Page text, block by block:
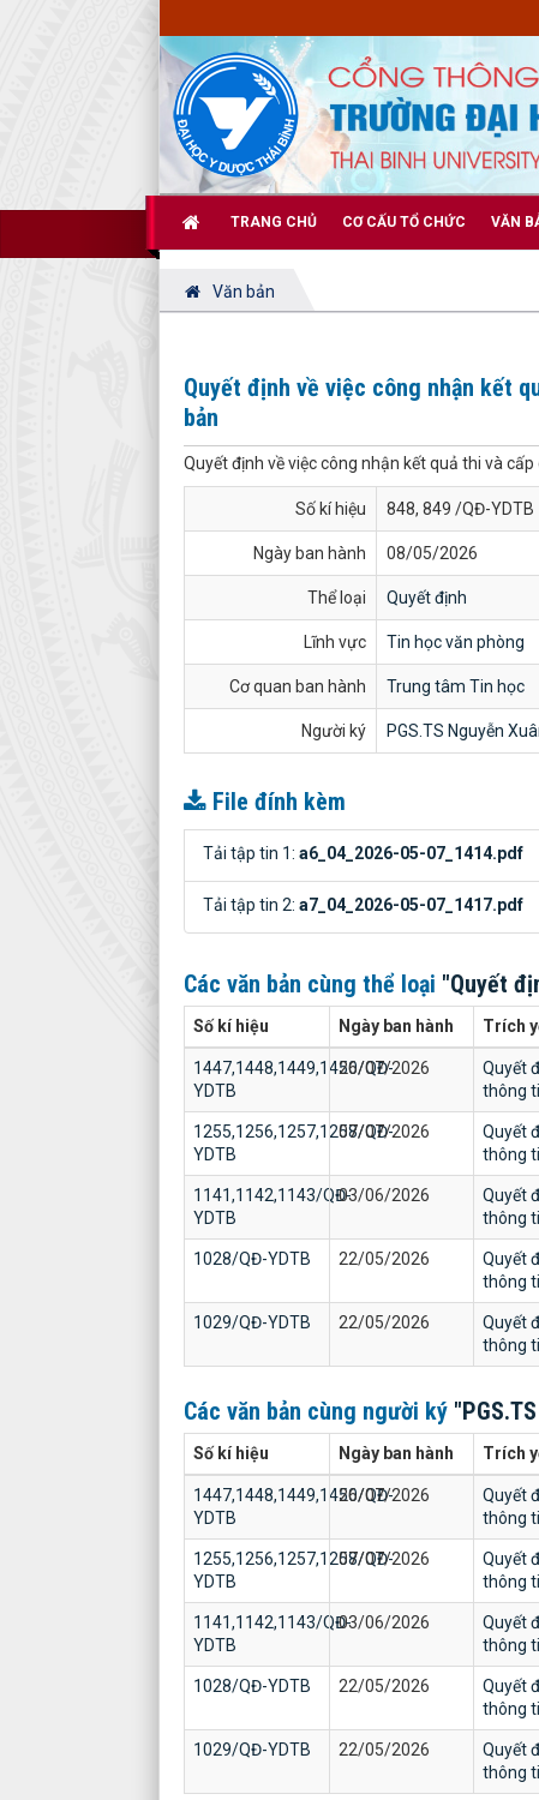
TRANG CHỦ CƠ CẤU TỔ CHỨC VĂN
Văn bản
Quyết định về việc công nhận kết
bản
Quyết định về việc công nhận kết quả thi và
Số kí hiệu 848, 849 /QĐ-YDTB
Ngày ban hành 08/05/2026
Thể loại Quyết định
Lĩnh vực Tin học văn phòng
Cơ quan ban hành Trung tâm Tin học
Người ký PGS.TS Nguyễn
File đính kèm
Tải tập tin 1: a6_04_2026-05-07_1414.pdf
Tải tập tin 2: a7_04_2026-05-07_1417.pdf
Các văn bản cùng thể loại "Quyết
Số kí hiệu Ngày ban hành Trích
1447,1448,1449,1450/QĐ-
YDTB
26/07/2026
Quyết
thông
1255,1256,1257,1258/QĐ-
YDTB
07/07/2026
Quyết
thông
1141,1142,1143/QĐ-
YDTB
03/06/2026
Quyết
thông
1028/QĐ-YDTB 22/05/2026
Quyết
thông
1029/QĐ-YDTB 22/05/2026
Quyết
thông
Các văn bản cùng người ký
Số kí hiệu Ngày ban hành Trích
1447,1448,1449,1450/QĐ-
YDTB
26/07/2026
Quyết
thông
1255,1256,1257,1258/QĐ-
YDTB
07/07/2026
Quyết
thông
1141,1142,1143/QĐ-
YDTB
03/06/2026
Quyết
thông
1028/QĐ-YDTB 22/05/2026
Quyết
thông
1029/QĐ-YDTB 22/05/2026
Quyết
thông